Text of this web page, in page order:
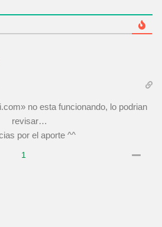
no esta funcionando, lo podrian
revisar…
por el aporte ^^
1